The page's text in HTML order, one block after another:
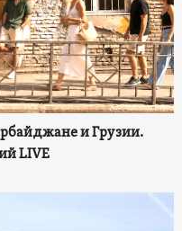
и Грузии.
LIVE